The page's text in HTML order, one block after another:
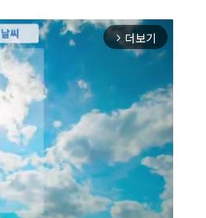
arrow_forward_ios 더보기